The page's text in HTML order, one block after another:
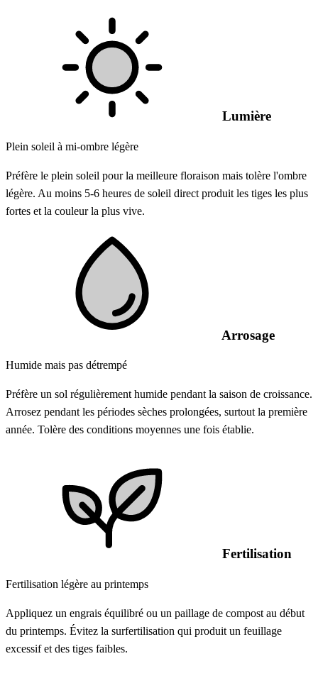
Lumière
Plein soleil à mi-ombre légère
Préfère le plein soleil pour la meilleure floraison mais tolère l'ombre
légère. Au moins 5-6 heures de soleil direct produit les tiges les plus
fortes et la couleur la plus vive.
Arrosage
Humide mais pas détrempé
Préfère un sol régulièrement humide pendant la saison de croissance.
Arrosez pendant les périodes sèches prolongées, surtout la première
année. Tolère des conditions moyennes une fois établie.
Fertilisation
Fertilisation légère au printemps
Appliquez un engrais équilibré ou un paillage de compost au début
du printemps. Évitez la surfertilisation qui produit un feuillage
excessif et des tiges faibles.